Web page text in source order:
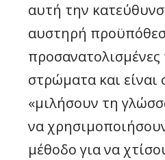
αυτή την
αυστηρή
στρώματα και είναι
«μιλήσουν τη
να
μέθοδο για να